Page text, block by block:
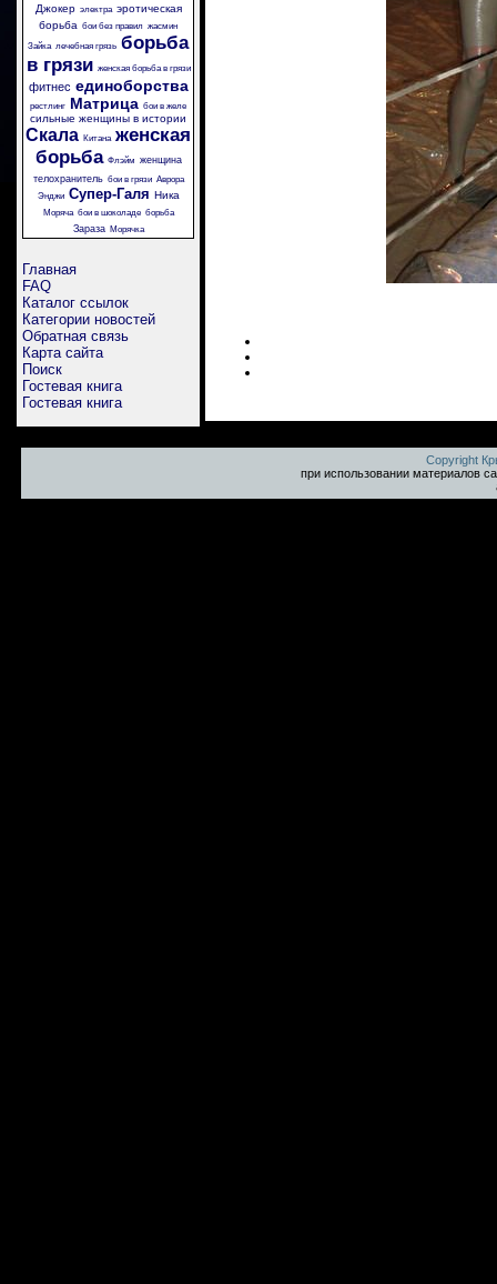
Джокер электра эротическая
борьба бои без правил жасмин
Зайка лечебная грязь борьба
в грязи женская борьба в грязи
фитнес единоборства
рестлинг Матрица бои в желе
сильные женщины в истории
Скала Китана женская
борьба Флэйм женщина
телохранитель бои в грязи Аврора
Энджи Супер-Галя Ника
Моряча бои в шоколаде борьба
Зараза Морячка
Главная
FAQ
Каталог ссылок
Категории новостей
Обратная связь
Карта сайта
Поиск
Гостевая книга
Гостевая книга
Copyright
при использовании материалов